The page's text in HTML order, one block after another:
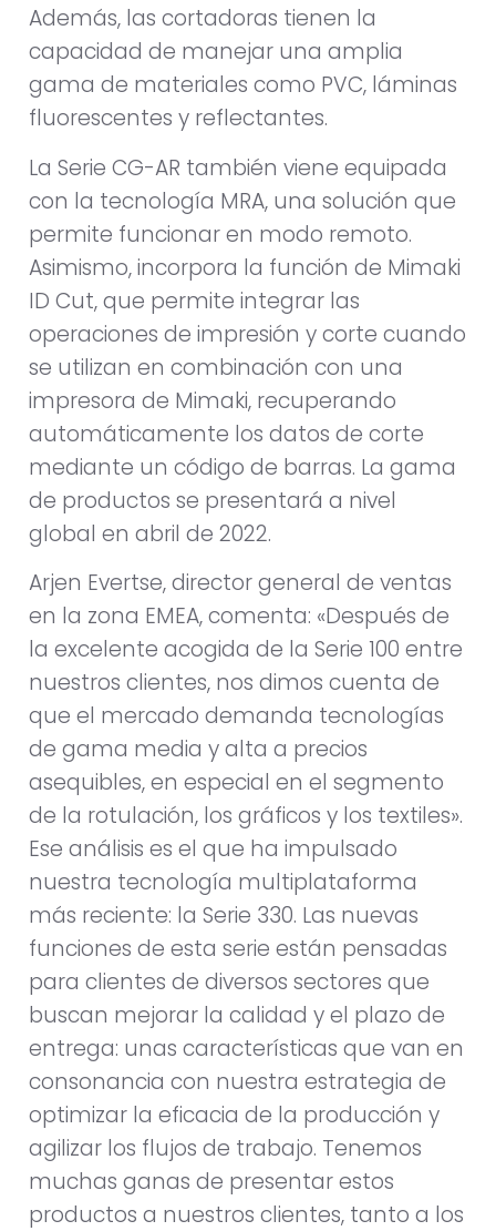
Además, las cortadoras tienen la
capacidad de manejar una amplia
gama de materiales como PVC, láminas
fluorescentes y reflectantes.
La Serie CG-AR también viene equipada
con la tecnología MRA, una solución que
permite funcionar en modo remoto.
Asimismo, incorpora la función de Mimaki
ID Cut, que permite integrar las
operaciones de impresión y corte cuando
se utilizan en combinación con una
impresora de Mimaki, recuperando
automáticamente los datos de corte
mediante un código de barras. La gama
de productos se presentará a nivel
global en abril de 2022.
Arjen Evertse, director general de ventas
en la zona EMEA, comenta: «Después de
la excelente acogida de la Serie 100 entre
nuestros clientes, nos dimos cuenta de
que el mercado demanda tecnologías
de gama media y alta a precios
asequibles, en especial en el segmento
de la rotulación, los gráficos y los textiles».
Ese análisis es el que ha impulsado
nuestra tecnología multiplataforma
más reciente: la Serie 330. Las nuevas
funciones de esta serie están pensadas
para clientes de diversos sectores que
buscan mejorar la calidad y el plazo de
entrega: unas características que van en
consonancia con nuestra estrategia de
optimizar la eficacia de la producción y
agilizar los flujos de trabajo. Tenemos
muchas ganas de presentar estos
productos a nuestros clientes, tanto a los